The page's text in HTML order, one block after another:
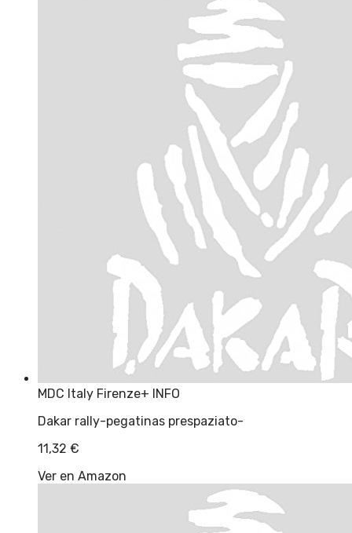
MDC Italy Firenze+ INFO
Dakar rally-pegatinas prespaziato-
11,32 €
Ver en Amazon